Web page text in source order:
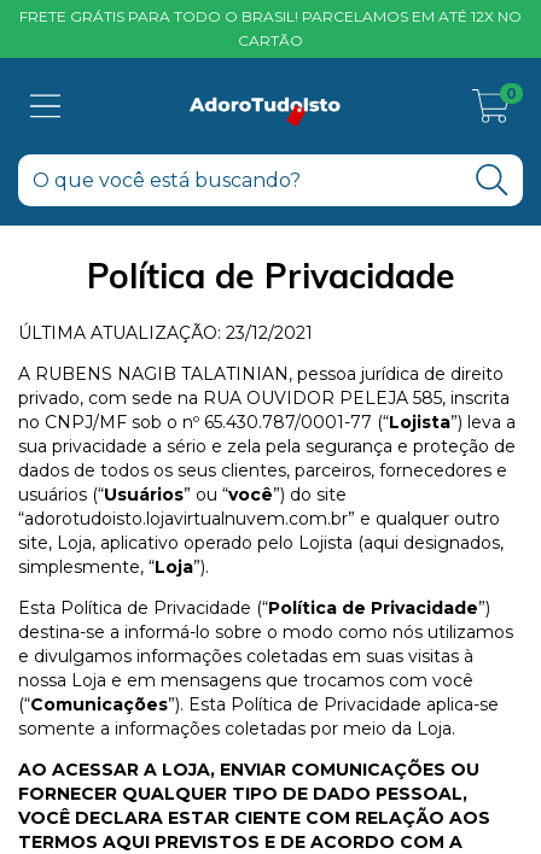
FRETE GRÁTIS PARA TODO O BRASIL! PARCELAMOS EM ATÉ 12X NO
CARTÃO
0
Política de Privacidade
ÚLTIMA ATUALIZAÇÃO: 23/12/2021
A RUBENS NAGIB TALATINIAN, pessoa jurídica de direito
privado, com sede na RUA OUVIDOR PELEJA 585, inscrita
no CNPJ/MF sob o nº 65.430.787/0001-77 (“Lojista”) leva a
sua privacidade a sério e zela pela segurança e proteção de
dados de todos os seus clientes, parceiros, fornecedores e
usuários (“Usuários” ou “você”) do site
“adorotudoisto.lojavirtualnuvem.com.br” e qualquer outro
site, Loja, aplicativo operado pelo Lojista (aqui designados,
simplesmente, “Loja”).
Esta Política de Privacidade (“Política de Privacidade”)
destina-se a informá-lo sobre o modo como nós utilizamos
e divulgamos informações coletadas em suas visitas à
nossa Loja e em mensagens que trocamos com você
(“Comunicações”). Esta Política de Privacidade aplica-se
somente a informações coletadas por meio da Loja.
AO ACESSAR A LOJA, ENVIAR COMUNICAÇÕES OU
FORNECER QUALQUER TIPO DE DADO PESSOAL,
VOCÊ DECLARA ESTAR CIENTE COM RELAÇÃO AOS
TERMOS AQUI PREVISTOS E DE ACORDO COM A